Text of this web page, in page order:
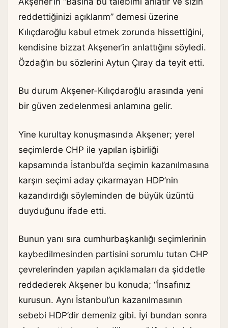
reddettiğinizi açıklarım” demesi üzerine
Kılıçdaroğlu kabul etmek zorunda hissettiğini,
kendisine bizzat Akşener’in anlattığını söyledi.
Özdağ’ın bu sözlerini Aytun Çıray da teyit etti.
Bu durum Akşener-Kılıçdaroğlu arasında yeni
bir güven zedelenmesi anlamına gelir.
Yine kurultay konuşmasında Akşener; yerel
seçimlerde CHP ile yapılan işbirliği
kapsamında İstanbul’da seçimin kazanılmasına
karşın seçimi aday çıkarmayan HDP’nin
kazandırdığı söyleminden de büyük üzüntü
duyduğunu ifade etti.
Bunun yanı sıra cumhurbaşkanlığı seçimlerinin
kaybedilmesinden partisini sorumlu tutan CHP
çevrelerinden yapılan açıklamaları da şiddetle
reddederek Akşener bu konuda; “İnsafınız
kurusun. Aynı İstanbul’un kazanılmasının
sebebi HDP’dir demeniz gibi. İyi bundan sonra